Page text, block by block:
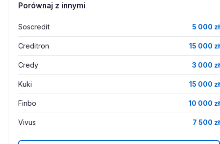
Porównaj z innymi
Soscredit 5 000 zł
Creditron 15 000 zł
Credy 3 000 zł
Kuki 15 000 zł
Finbo 10 000 zł
Vivus 7 500 zł